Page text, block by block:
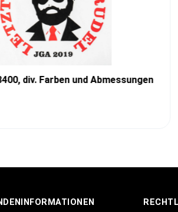
div. Farben und Abmessungen